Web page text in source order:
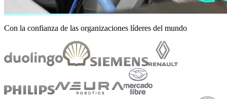
Con la confianza de las organizaciones líderes del mundo